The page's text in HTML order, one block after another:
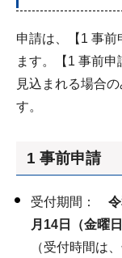
申請は、【1 事前
ます。【1 事前
見込まれる場合
す。
1 事前申請
受付期間：
月14日（金曜
（受付時間は